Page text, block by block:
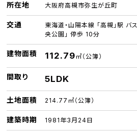
所在地 大阪府高槻市弥生が丘町
交通
東海道・山陽本線 「高槻」駅 バ
央公園」 停歩 10分
建物面積 112.79㎡（公簿）
間取り 5LDK
土地面積 214.77㎡（公簿）
建築時期 1981年3月24日